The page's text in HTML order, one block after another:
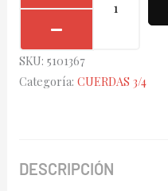
105/3/4
SKU: 5101367
Categoría: CUERDAS 3/4
DESCRIPCIÓN